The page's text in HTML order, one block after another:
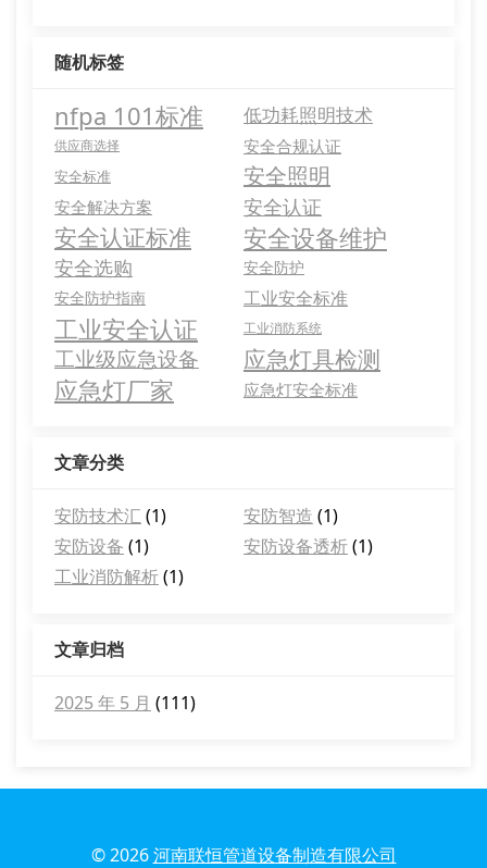
随机标签
nfpa 101标准 低功耗照明技术
供应商选择 安全合规认证
安全标准 安全照明
安全解决方案 安全认证
安全认证标准 安全设备维护
安全选购
安全防护
安全防护指南
工业安全标准
工业安全认证 工业消防系统
工业级应急设备 应急灯具检测
应急灯厂家 应急灯安全标准
文章分类
安防技术汇 (1) 安防智造 (1)
安防设备 (1) 安防设备透析(1)
工业消防解析(1)
文章归档
2025 年 5 月 (111)
© 2026河南联恒管道设备制造有限公司